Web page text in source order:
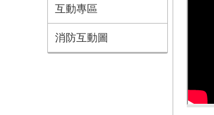
互動專區
消防互動圖